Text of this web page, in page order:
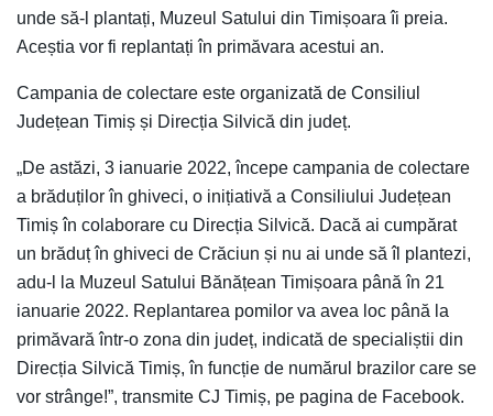
unde să-l plantați, Muzeul Satului din Timișoara îi preia.
Aceștia vor fi replantați în primăvara acestui an.
Campania de colectare este organizată de Consiliul
Județean Timiș și Direcția Silvică din județ.
„De astăzi, 3 ianuarie 2022, începe campania de colectare
a brăduților în ghiveci, o inițiativă a Consiliului Județean
Timiș în colaborare cu Direcția Silvică. Dacă ai cumpărat
un brăduț în ghiveci de Crăciun și nu ai unde să îl plantezi,
adu-l la Muzeul Satului Bănățean Timișoara până în 21
ianuarie 2022. Replantarea pomilor va avea loc până la
primăvară într-o zona din județ, indicată de specialiștii din
Direcția Silvică Timiș, în funcție de numărul brazilor care se
vor strânge!”, transmite CJ Timiș, pe pagina de Facebook.